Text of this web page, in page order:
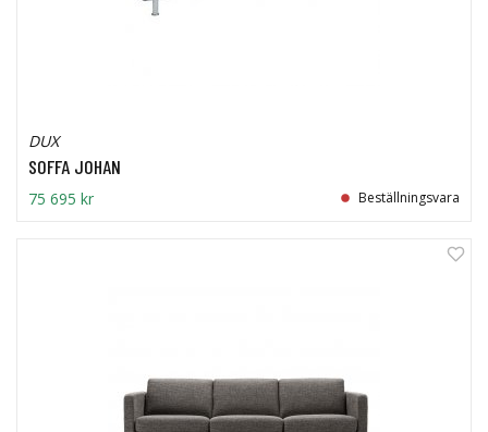
DUX
SOFFA JOHAN
75 695 kr Beställningsvara